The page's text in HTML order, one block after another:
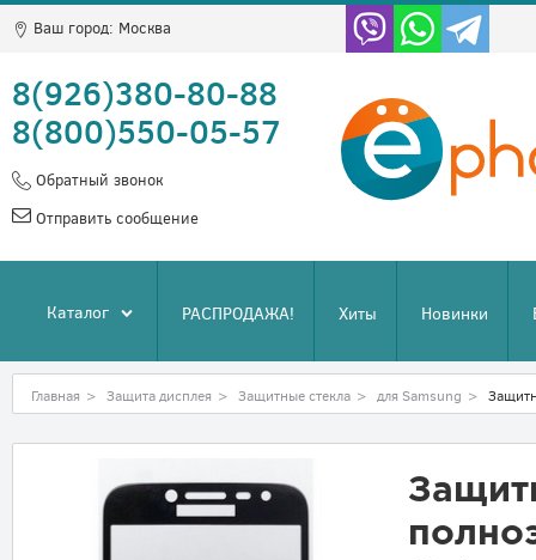
Ваш город: Москва
8(926)380-80-88
8(800)550-05-57
Обратный звонок
Отправить сообщение
Каталог РАСПРОДАЖА! Хиты Новинки
Главная > Защита дисплея > Защитные стекла > для Samsung >